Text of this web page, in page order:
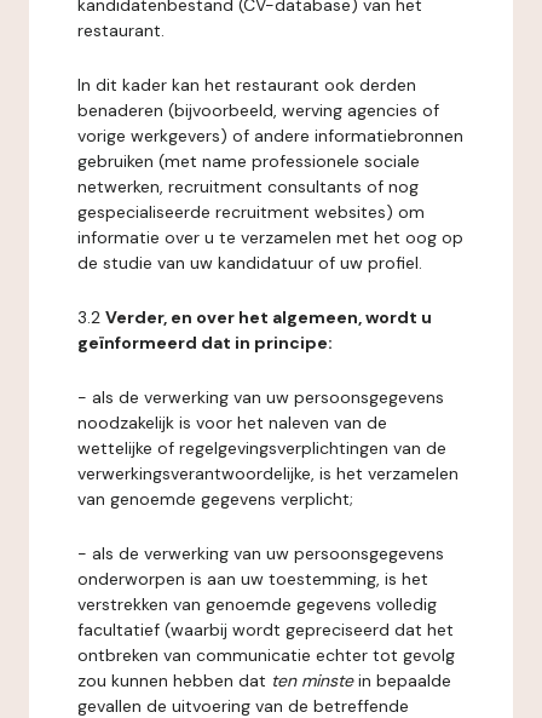
kandidatenbestand (CV-database) van het
restaurant.
In dit kader kan het restaurant ook derden
benaderen (bijvoorbeeld, werving agencies of
vorige werkgevers) of andere informatiebronnen
gebruiken (met name professionele sociale
netwerken, recruitment consultants of nog
gespecialiseerde recruitment websites) om
informatie over u te verzamelen met het oog op
de studie van uw kandidatuur of uw profiel.
3.2 Verder, en over het algemeen, wordt u
geïnformeerd dat in principe:
- als de verwerking van uw persoonsgegevens
noodzakelijk is voor het naleven van de
wettelijke of regelgevingsverplichtingen van de
verwerkingsverantwoordelijke, is het verzamelen
van genoemde gegevens verplicht;
- als de verwerking van uw persoonsgegevens
onderworpen is aan uw toestemming, is het
verstrekken van genoemde gegevens volledig
facultatief (waarbij wordt gepreciseerd dat het
ontbreken van communicatie echter tot gevolg
zou kunnen hebben dat ten minstein bepaalde
gevallen de uitvoering van de betreffende